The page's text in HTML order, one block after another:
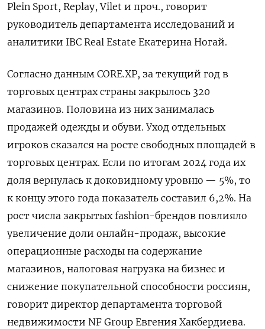
Plein Sport, Replay, Vilet и проч., говорит
руководитель департамента исследований и
аналитики IBC Real Estate Екатерина Ногай.
Согласно данным CORE.XP, за текущий год в
торговых центрах страны закрылось 320
магазинов. Половина из них занималась
продажей одежды и обуви. Уход отдельных
игроков сказался на росте свободных площадей в
торговых центрах. Если по итогам 2024 года их
доля вернулась к доковидному уровню — 5%, то
к концу этого года показатель составил 6,2%. На
рост числа закрытых fashion-брендов повлияло
увеличение доли онлайн-продаж, высокие
операционные расходы на содержание
магазинов, налоговая нагрузка на бизнес и
снижение покупательной способности россиян,
говорит директор департамента торговой
недвижимости NF Group Евгения Хакбердиева.